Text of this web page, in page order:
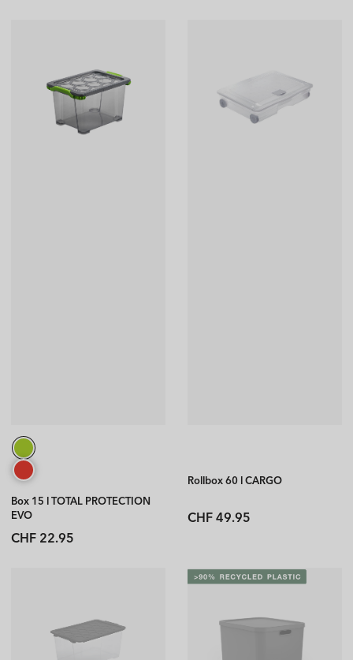
Box 15 l TOTAL PROTECTION
EVO
Normaler
CHF 22.95
Rollbox 60 l CARGO
Normaler
CHF 49.95